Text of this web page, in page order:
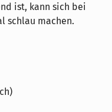
ist, kann sich bei
schlau machen.